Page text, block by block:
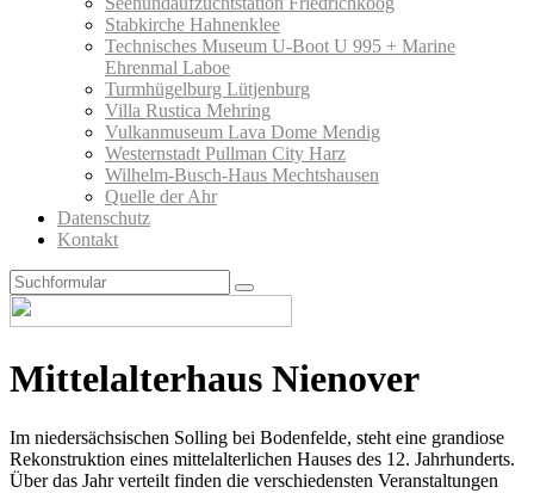
Stabkirche Hahnenklee
Technisches Museum U-Boot U 995 + Marine
Ehrenmal Laboe
Turmhügelburg Lütjenburg
Villa Rustica Mehring
Vulkanmuseum Lava Dome Mendig
Westernstadt Pullman City Harz
Wilhelm-Busch-Haus Mechtshausen
Quelle der Ahr
Datenschutz
Kontakt
Search
Mittelalterhaus Nienover
Im niedersächsischen Solling bei Bodenfelde, steht eine grandiose
Rekonstruktion eines mittelalterlichen Hauses des 12. Jahrhunderts.
Über das Jahr verteilt finden die verschiedensten Veranstaltungen